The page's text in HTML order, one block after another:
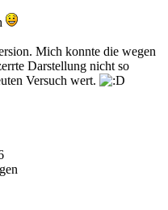
Mich konnte die wegen
Darstellung nicht so
Versuch wert.